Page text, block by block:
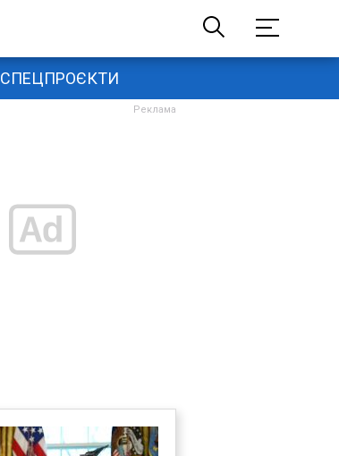
СПЕЦПРОЄКТИ